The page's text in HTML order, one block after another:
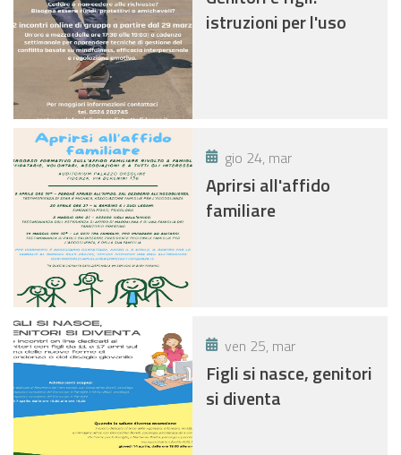
istruzioni per l'uso
gio 24, mar
Aprirsi all'affido
familiare
ven 25, mar
Figli si nasce, genitori
si diventa